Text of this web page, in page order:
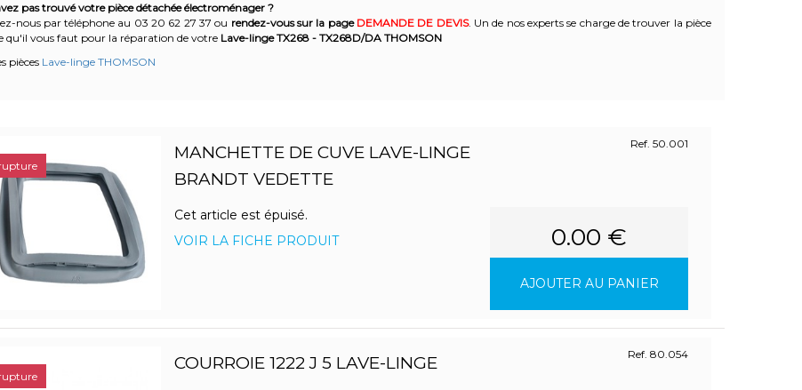
pas trouvé votre pièce détachée électroménager ?
nous par téléphone au 03 20 62 27 37 ou rendez-vous sur la page DEMANDE DE DEVIS. Un de nos experts se charge de trouver la pièce
qu'il vous faut pour la réparation de votre Lave-linge TX268 - TX268D/DA THOMSON
pièces Lave-linge THOMSON
MANCHETTE DE CUVE LAVE-LINGE
BRANDT VEDETTE
Ref. 50.001
Cet article est épuisé.
VOIR LA FICHE PRODUIT
0.00 €
AJOUTER AU PANIER
COURROIE 1222 J 5 LAVE-LINGE Ref. 80.054